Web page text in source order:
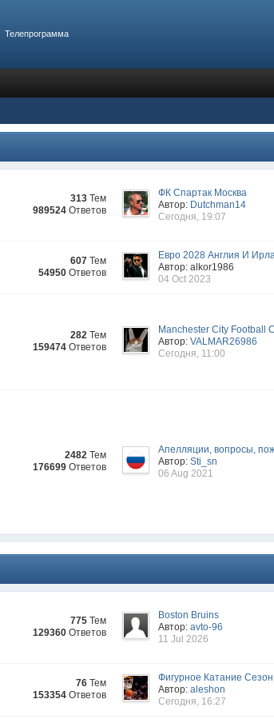
Телепрограмма
313 Тем
989524 Ответов
ФК Спартак Москва
Автор: Dutchman14
Сегодня, 19:07
607 Тем
54950 Ответов
Евро 2028 Англия И
Автор: alkor1986
04 Oct 2023
282 Тем
159474 Ответов
Manchester City Football
Автор:VALMAR26986
Сегодня, 11:00
2482 Тем
176699 Ответов
Апелляции, вопросы,
Автор:Sti_sn
06 Aug 2021
775 Тем
129360 Ответов
Boston Bruins
Автор:avto-96
11 Jul 2026
76 Тем
153354 Ответов
Фигурное Катание
Автор:aleshon
Сегодня, 16:27